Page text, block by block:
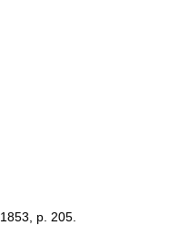
1853, p. 205.